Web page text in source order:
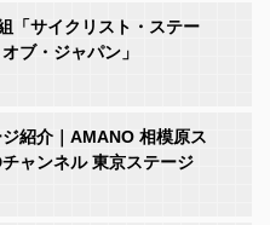
「サイクリスト・ステー
ブ・ジャパン」
紹介｜AMANO 相模原ス
ャンネル 東京ステージ